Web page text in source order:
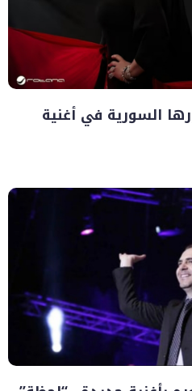
السورية في أغنية